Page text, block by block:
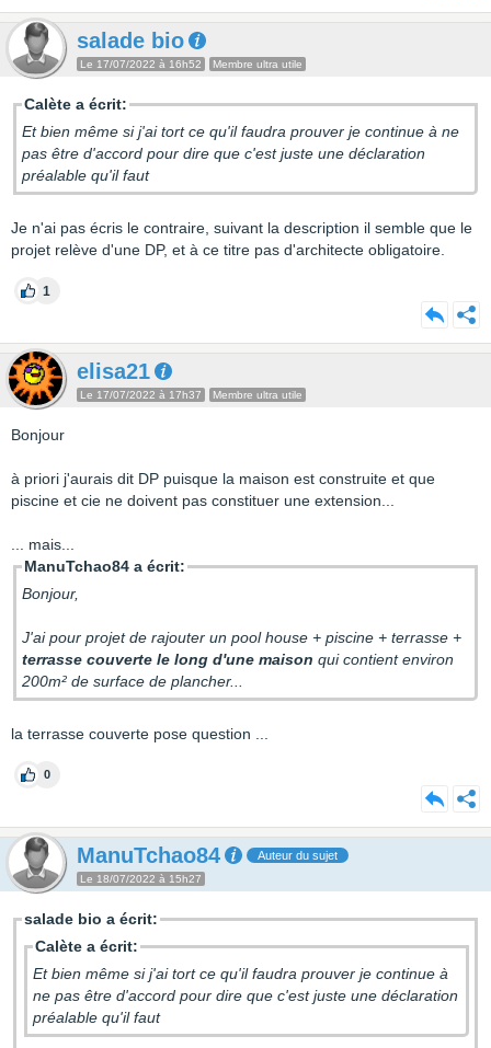
salade bio
Le 17/07/2022 à 16h52 Membre ultra utile
Calète a écrit:
Et bien même si j'ai tort ce qu'il faudra prouver je continue à ne
pas être d'accord pour dire que c'est juste une déclaration
préalable qu'il faut
Je n'ai pas écris le contraire, suivant la description il semble que le
projet relève d'une DP, et à ce titre pas d'architecte obligatoire.
1
elisa21
Le 17/07/2022 à 17h37 Membre ultra utile
Bonjour
à priori j'aurais dit DP puisque la maison est construite et que
piscine et cie ne doivent pas constituer une extension...
... mais...
ManuTchao84 a écrit:
Bonjour,
J'ai pour projet de rajouter un pool house + piscine + terrasse +
terrasse couverte le long d'une maison qui contient environ
200m² de surface de plancher...
la terrasse couverte pose question ...
0
ManuTchao84 Auteur du sujet
Le 18/07/2022 à 15h27
salade bio a écrit:
Calète a écrit:
Et bien même si j'ai tort ce qu'il faudra prouver je continue à
ne pas être d'accord pour dire que c'est juste une déclaration
préalable qu'il faut